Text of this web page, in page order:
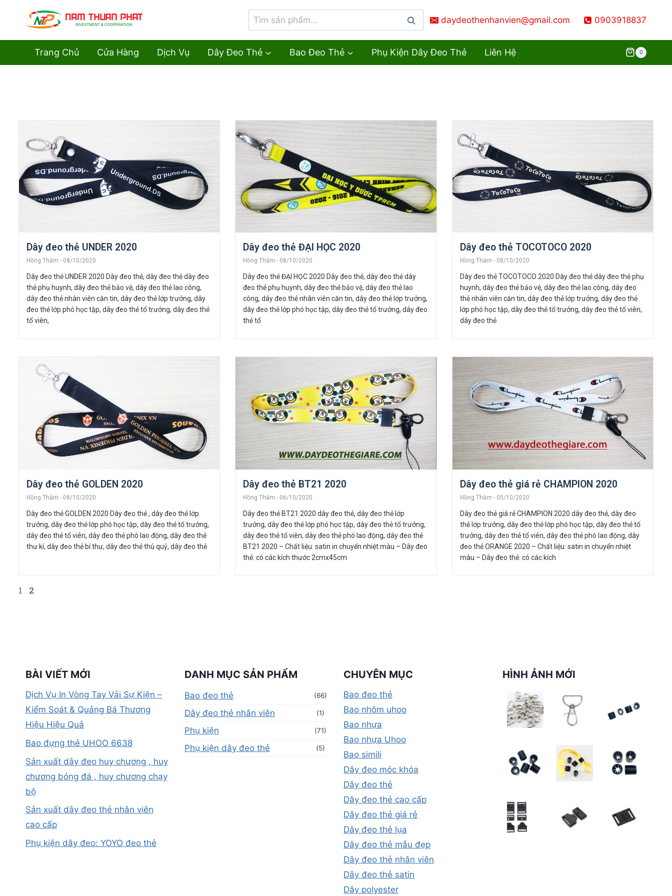
Tìm
kiếm
daydeothenhanvien@gmail.com 0903918837
Trang Chủ Cửa Hàng Dịch Vụ Dây Đeo Thẻ Bao Đeo Thẻ Phụ Kiện Dây Đeo Thẻ Liên Hệ 0
Dây đeo thẻ UNDER 2020
Hồng Thắm 08/10/2020
Dây đeo thẻ UNDER 2020 Dây đeo thẻ, dây đeo thẻ dây đeo
thẻ phụ huynh, dây đeo thẻ bảo vệ, dây đeo thẻ lao công,
dây đeo thẻ nhân viên căn tin, dây đeo thẻ lớp trưởng, dây
đeo thẻ lớp phó học tập, dây đeo thẻ tổ trưởng, dây đeo thẻ
tổ viên,
Dây đeo thẻ ĐẠI HỌC 2020
Hồng Thắm 08/10/2020
Dây đeo thẻ ĐẠI HỌC 2020 Dây đeo thẻ, dây đeo thẻ dây
đeo thẻ phụ huynh, dây đeo thẻ bảo vệ, dây đeo thẻ lao
công, dây đeo thẻ nhân viên căn tin, dây đeo thẻ lớp trưởng,
dây đeo thẻ lớp phó học tập, dây đeo thẻ tổ trưởng, dây đeo
thẻ tổ
Dây đeo thẻ TOCOTOCO 2020
Hồng Thắm 08/10/2020
Dây đeo thẻ TOCOTOCO 2020 Dây đeo thẻ dây đeo thẻ phụ
huynh, dây đeo thẻ bảo vệ, dây đeo thẻ lao công, dây đeo
thẻ nhân viên căn tin, dây đeo thẻ lớp trưởng, dây đeo thẻ
lớp phó học tập, dây đeo thẻ tổ trưởng, dây đeo thẻ tổ viên,
dây đeo thẻ
Dây đeo thẻ GOLDEN 2020
Hồng Thắm 08/10/2020
Dây đeo thẻ GOLDEN 2020 Dây đeo thẻ , dây đeo thẻ lớp
trưởng, dây đeo thẻ lớp phó học tập, dây đeo thẻ tổ trưởng,
dây đeo thẻ tổ viên, dây đeo thẻ phó lao động, dây đeo thẻ
thư kí, dây đeo thẻ bí thư, dây đeo thẻ thủ quỷ, dây đeo thẻ
Dây đeo thẻ BT21 2020
Hồng Thắm 06/10/2020
Dây đeo thẻ BT21 2020 dây đeo thẻ, dây đeo thẻ lớp
trưởng, dây đeo thẻ lớp phó học tập, dây đeo thẻ tổ trưởng,
dây đeo thẻ tổ viên, dây đeo thẻ phó lao động, dây đeo thẻ
BT21 2020 – Chất liệu: satin in chuyển nhiệt màu – Dây đeo
thẻ: có các kích thước 2cmx45cm
Dây đeo thẻ giá rẻ CHAMPION 2020
Hồng Thắm 05/10/2020
Dây đeo thẻ giá rẻ CHAMPION 2020 dây đeo thẻ, dây đeo
thẻ lớp trưởng, dây đeo thẻ lớp phó học tập, dây đeo thẻ tổ
trưởng, dây đeo thẻ tổ viên, dây đeo thẻ phó lao động, dây
đeo thẻ ORANGE 2020 – Chất liệu: satin in chuyển nhiệt
màu – Dây đeo thẻ: có các kích
1 2
BÀI VIẾT MỚI
Dịch Vụ In Vòng Tay Vải Sự Kiện –
Kiểm Soát & Quảng Bá Thương
Hiệu Hiệu Quả
Bao đựng thẻ UHOO 6638
Sản xuất dây đeo huy chương , huy
chương bóng đá , huy chương chạy
bộ
Sản xuất dây đeo thẻ nhân viên
cao cấp
Phụ kiện dây đeo: YOYO đeo thẻ
DANH MỤC SẢN PHẨM
Bao đeo thẻ (66)
Dây đeo thẻ nhân viên (1)
Phụ kiện (71)
Phụ kiện dây đeo thẻ (5)
CHUYÊN MỤC
Bao đeo thẻ
Bao nhôm uhoo
Bao nhựa
Bao nhựa Uhoo
Bao simili
Dây đeo móc khóa
Dây đeo thẻ
Dây đeo thẻ cao cấp
Dây đeo thẻ giá rẻ
Dây đeo thẻ lụa
Dây đeo thẻ mẫu đẹp
Dây đeo thẻ nhân viên
Dây đeo thẻ satin
Dây polyester
HÌNH ẢNH MỚI